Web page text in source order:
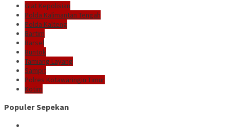
Giat Kepolisian
Polda Kalimantan Tengah
Polda Kalteng
Bartim
Barsel
Buntok
Tamiang Layang
Sampit
Polres Kotawaringin Timur
Kotim
Populer Sepekan